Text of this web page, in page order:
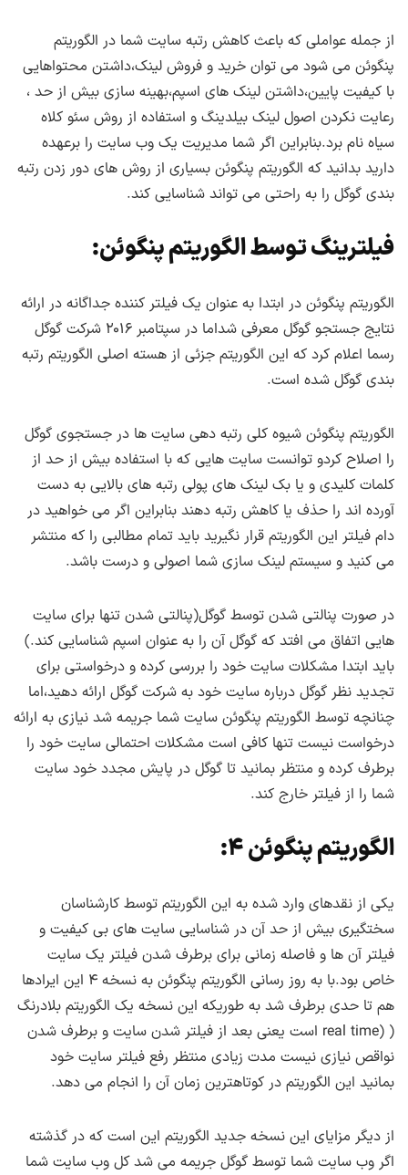
از جمله عواملی که باعث کاهش رتبه سایت شما در الگوریتم
پنگوئن می شود می توان خرید و فروش لینک،داشتن محتواهایی
با کیفیت پایین،داشتن لینک های اسپم،بهینه سازی بیش از حد ،
رعایت نکردن اصول لینک بیلدینگ و استفاده از روش سئو کلاه
سیاه نام برد.بنابراین اگر شما مدیریت یک وب سایت را برعهده
دارید بدانید که الگوریتم پنگوئن بسیاری از روش های دور زدن رتبه
بندی گوگل را به راحتی می تواند شناسایی کند.
فیلترینگ توسط الگوریتم پنگوئن:
الگوریتم پنگوئن در ابتدا به عنوان یک فیلتر کننده جداگانه در ارائه
نتایج جستجو گوگل معرفی شداما در سپتامبر ۲۰۱۶ شرکت گوگل
رسما اعلام کرد که این الگوریتم جزئی از هسته اصلی الگوریتم رتبه
بندی گوگل شده است.
الگوریتم پنگوئن شیوه کلی رتبه دهی سایت ها در جستجوی گوگل
را اصلاح کردو توانست سایت هایی که با استفاده بیش از حد از
کلمات کلیدی و یا بک لینک های پولی رتبه های بالایی به دست
آورده اند را حذف یا کاهش رتبه دهند بنابراین اگر می خواهید در
دام فیلتر این الگوریتم قرار نگیرید باید تمام مطالبی را که منتشر
می کنید و سیستم لینک سازی شما اصولی و درست باشد.
در صورت پنالتی شدن توسط گوگل(پنالتی شدن تنها برای سایت
هایی اتفاق می افتد که گوگل آن را به عنوان اسپم شناسایی کند.)
باید ابتدا مشکلات سایت خود را بررسی کرده و درخواستی برای
تجدید نظر گوگل درباره سایت خود به شرکت گوگل ارائه دهید،اما
چنانچه توسط الگوریتم پنگوئن سایت شما جریمه شد نیازی به ارائه
درخواست نیست تنها کافی است مشکلات احتمالی سایت خود را
برطرف کرده و منتظر بمانید تا گوگل در پایش مجدد خود سایت
شما را از فیلتر خارج کند.
الگوریتم پنگوئن ۴:
یکی از نقدهای وارد شده به این الگوریتم توسط کارشناسان
سختگیری بیش از حد آن در شناسایی سایت های بی کیفیت و
فیلتر آن ها و فاصله زمانی برای برطرف شدن فیلتر یک سایت
خاص بود.با به روز رسانی الگوریتم پنگوئن به نسخه ۴ این ایرادها
هم تا حدی برطرف شد به طوریکه این نسخه یک الگوریتم بلادرنگ
( (real time است یعنی بعد از فیلتر شدن سایت و برطرف شدن
نواقص نیازی نیست مدت زیادی منتظر رفع فیلتر سایت خود
بمانید این الگوریتم در کوتاهترین زمان آن را انجام می دهد.
از دیگر مزایای این نسخه جدید الگوریتم این است که در گذشته
اگر وب سایت شما توسط گوگل جریمه می شد کل وب سایت شما